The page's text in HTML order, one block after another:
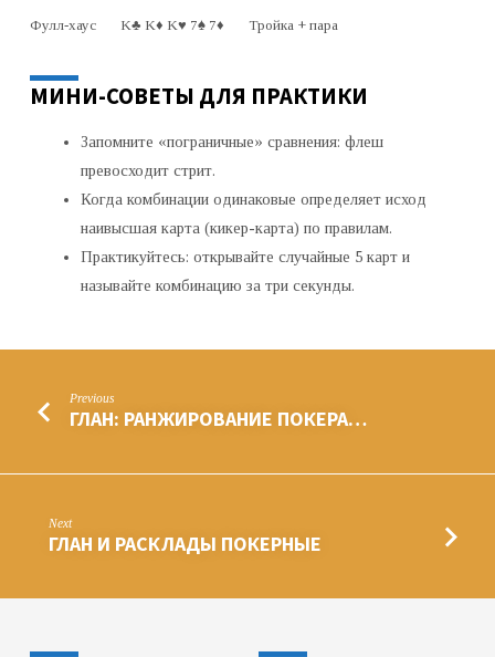
Фулл-хаус K♣ K♦ K♥ 7♠ 7♦ Тройка + пара
МИНИ-СОВЕТЫ ДЛЯ ПРАКТИКИ
Запомните «пограничные» сравнения: флеш
превосходит стрит.
Когда комбинации одинаковые определяет исход
наивысшая карта (кикер-карта) по правилам.
Практикуйтесь: открывайте случайные 5 карт и
называйте комбинацию за три секунды.
Previous
ГЛАН: РАНЖИРОВАНИЕ ПОКЕРА…
Next
ГЛАН И РАСКЛАДЫ ПОКЕРНЫЕ